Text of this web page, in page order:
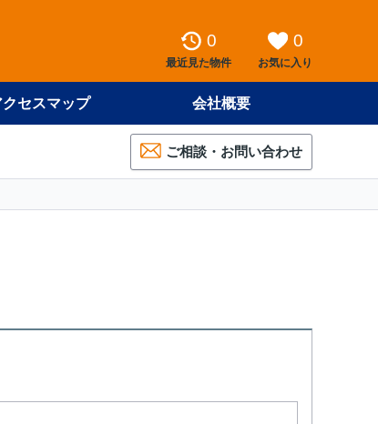
0
最近見た物件
0
お気に入り
クセスマップ 会社概要
ご相談・お問い合わせ